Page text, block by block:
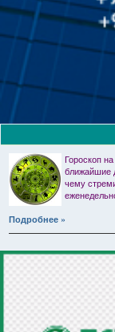
Гороскоп
ближайшие
чему
Подробнее »